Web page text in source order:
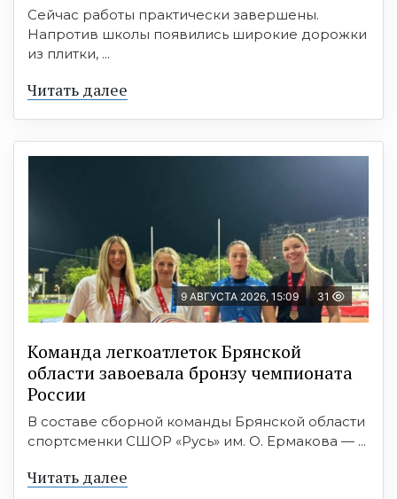
Сейчас работы практически завершены.
Напротив школы появились широкие дорожки
из плитки, ...
Читать далее
9 АВГУСТА 2026, 15:09 31
Команда легкоатлеток Брянской
области завоевала бронзу чемпионата
России
В составе сборной команды Брянской области
спортсменки СШОР «Русь» им. О. Ермакова — ...
Читать далее